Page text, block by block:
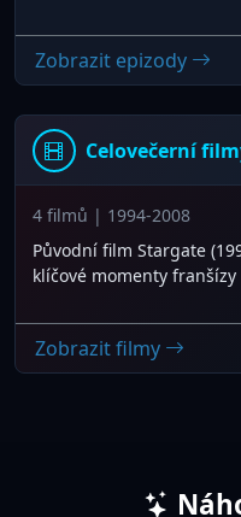
Zobrazit epizody
Celovečerní
4 filmů | 1994-2008
Původní film Stargate
klíčové momenty
Zobrazit filmy